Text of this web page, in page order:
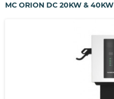
MC ORION DC 20KW & 40KW